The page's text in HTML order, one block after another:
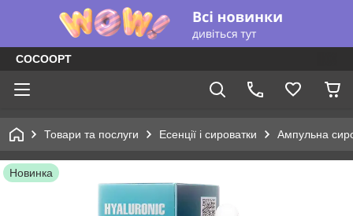
COCOOPT
Товари та послуги Есенції і сироватки Ампульна
Новинка